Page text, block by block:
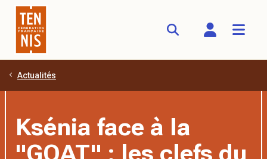
Aller au contenu principal
Actualités
Ksénia face à la
"GOAT" : les clefs du